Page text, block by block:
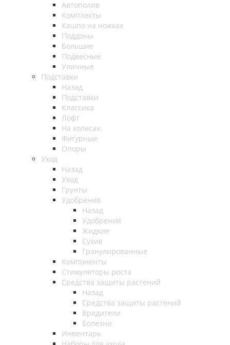
Автополив
Комплекты
Кашпо на ножках
Поддоны
Большие
Подвесные
Уличные
Подставки
Назад
Подставки
Классика
Лофт
На колесах
Фигурные
Опоры
Уход
Назад
Уход
Грунты
Удобрения
Назад
Удобрения
Жидкие
Сухие
Гранулированные
Компоненты
Стимуляторы роста
Средства защиты растений
Назад
Средства защиты растений
Вредители
Болезни
Инвентарь